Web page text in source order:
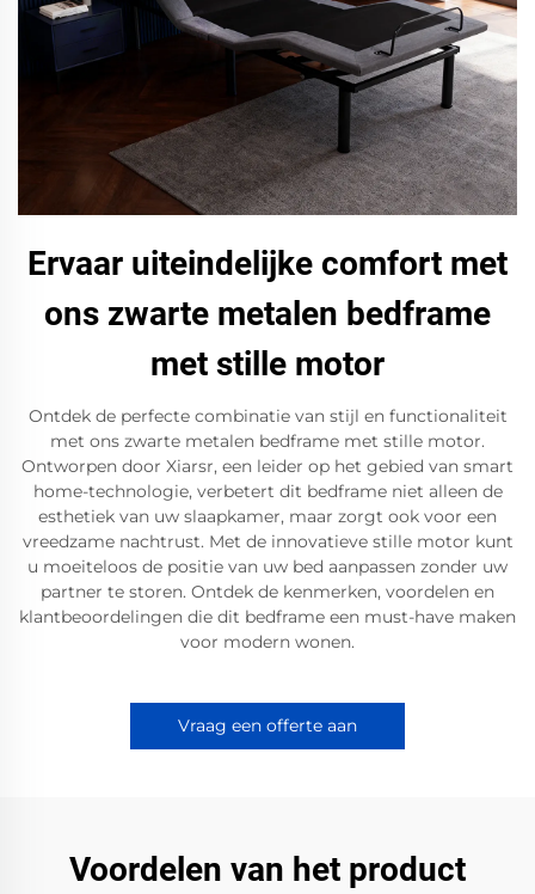
Ervaar uiteindelijke comfort met
ons zwarte metalen bedframe
met stille motor
Ontdek de perfecte combinatie van stijl en functionaliteit
met ons zwarte metalen bedframe met stille motor.
Ontworpen door Xiarsr, een leider op het gebied van smart
home-technologie, verbetert dit bedframe niet alleen de
esthetiek van uw slaapkamer, maar zorgt ook voor een
vreedzame nachtrust. Met de innovatieve stille motor kunt
u moeiteloos de positie van uw bed aanpassen zonder uw
partner te storen. Ontdek de kenmerken, voordelen en
klantbeoordelingen die dit bedframe een must-have maken
voor modern wonen.
Vraag een offerte aan
Voordelen van het product